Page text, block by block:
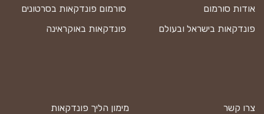
צרו קשר
מימון הליך פונדקאות
אודות סורמום
סורמום פונדקאות בסרטונים
פונדקאות בישראל ובעולם
פונדקאות באוקראינה